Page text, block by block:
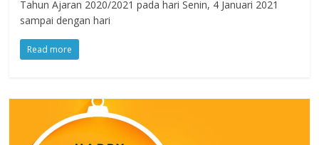
Tahun Ajaran 2020/2021 pada hari Senin, 4 Januari 2021
sampai dengan hari
Read more